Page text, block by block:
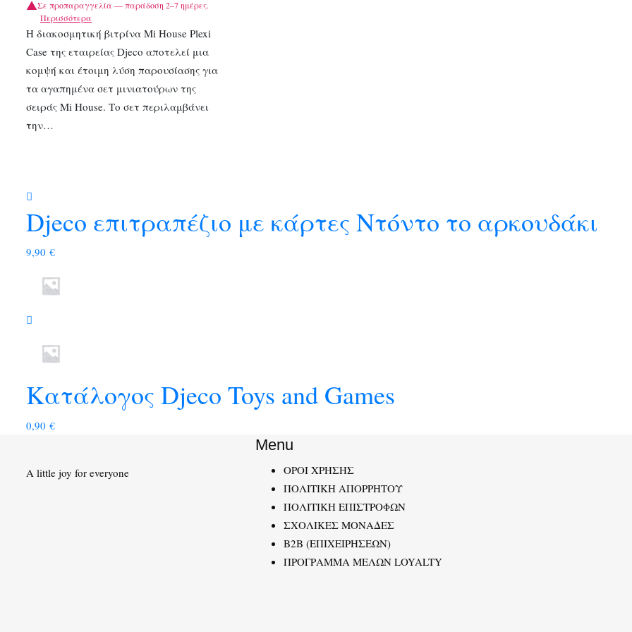
Σε προπαραγγελία — παράδοση 2–7 ημέρες.
Περισσότερα
Η διακοσμητική βιτρίνα Mi House Plexi
Case της εταιρείας Djeco αποτελεί μια
κομψή και έτοιμη λύση παρουσίασης για
τα αγαπημένα σετ μινιατούρων της
σειράς Mi House. Το σετ περιλαμβάνει
την…
Djeco επιτραπέζιο με κάρτες Ντόντο το αρκουδάκι
9,90 €
Κατάλογος Djeco Toys and Games
0,90 €
A little joy for everyone
Menu
ΟΡΟΙ ΧΡΗΣΗΣ
ΠΟΛΙΤΙΚΗ ΑΠΟΡΡΗΤΟΥ
ΠΟΛΙΤΙΚΗ ΕΠΙΣΤΡΟΦΩΝ
ΣΧΟΛΙΚΕΣ ΜΟΝΑΔΕΣ
B2B (ΕΠΙΧΕΙΡΗΣΕΩΝ)
ΠΡΟΓΡΑΜΜΑ ΜΕΛΩΝ LOYALTY